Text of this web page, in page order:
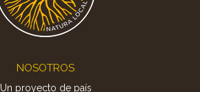
NOSOTROS
Un proyecto de país